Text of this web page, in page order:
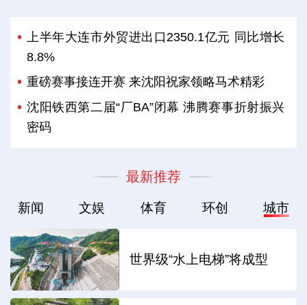
上半年大连市外贸进出口2350.1亿元 同比增长
8.8%
重磅赛事接连开赛 来沈阳祝家领略马术精彩
沈阳铁西第二届“厂BA”闭幕 沸腾赛事折射振兴
密码
最新推荐
新闻 文娱 体育 环创 城市
世界级“水上电梯”将成型